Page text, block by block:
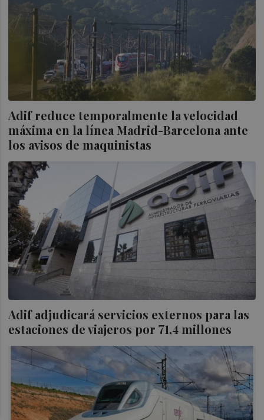
Adif reduce temporalmente la velocidad
máxima en la línea Madrid-Barcelona ante
los avisos de maquinistas
Adif adjudicará servicios externos para las
estaciones de viajeros por 71,4 millones